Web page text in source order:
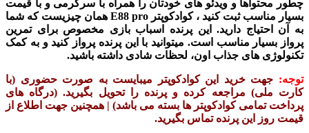
چطور محتواها و ویدئو های خودتان را همراه با سرگرمی و با قیمت
بسیار مناسب ثبت کنید ، کوادکوپتر E88 pro
همان چیزیست که شما
به آن احتیاج دارید. این پرنده اسباب بازی مخصوص برای تمرین
پرواز بسیار مناسب است. میتوانید با این پرنده پرواز کنید و به کمک
تکنولوژی های جذاب اون، لحظات شادی داشته باشید.
توجه: جهت خرید این کوادکوپتر میبایست به صورت حضوری (با
کارت ملی) مراجعه کرده و پرنده را تحویل بگیرید. (درگاه های
پرداخت تمامی کوادکوپتر ها بسته می باشد) | همچنین جهت اطلاع از
قیمت روز این پرنده تماس بگیرید.